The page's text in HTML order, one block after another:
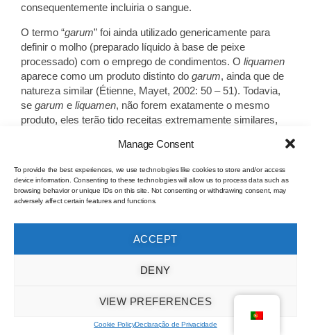
Manage Consent
To provide the best experiences, we use technologies like cookies to store and/or access
device information. Consenting to these technologies will allow us to process data such as
browsing behavior or unique IDs on this site. Not consenting or withdrawing consent, may
adversely affect certain features and functions.
ACCEPT
DENY
VIEW PREFERENCES
Cookie PolicyDeclaração de Privacidade
consequentemente incluiria o sangue.
O termo “garum” foi ainda utilizado genericamente para
definir o molho (preparado líquido à base de peixe
processado) com o emprego de condimentos. O liquamen
aparece como um produto distinto do garum, ainda que de
natureza similar (Étienne, Mayet, 2002: 50 – 51). Todavia,
se garum e liquamen, não forem exatamente o mesmo
produto, eles terão tido receitas extremamente similares,
(ou mesmo de pequenos peixes), macerados com sal e
De facto, a partir do século I d.C., o termoliquamenpassa
a ter um emprego generalizado
, a não ser em ocasiões excecionais
13 Fabião e Guerra (1993: 999 – 1003) observam que na
De Re Coquinaria
referências contra 2.
14 Martial escreveu, na segunda metade do século III d.C.,